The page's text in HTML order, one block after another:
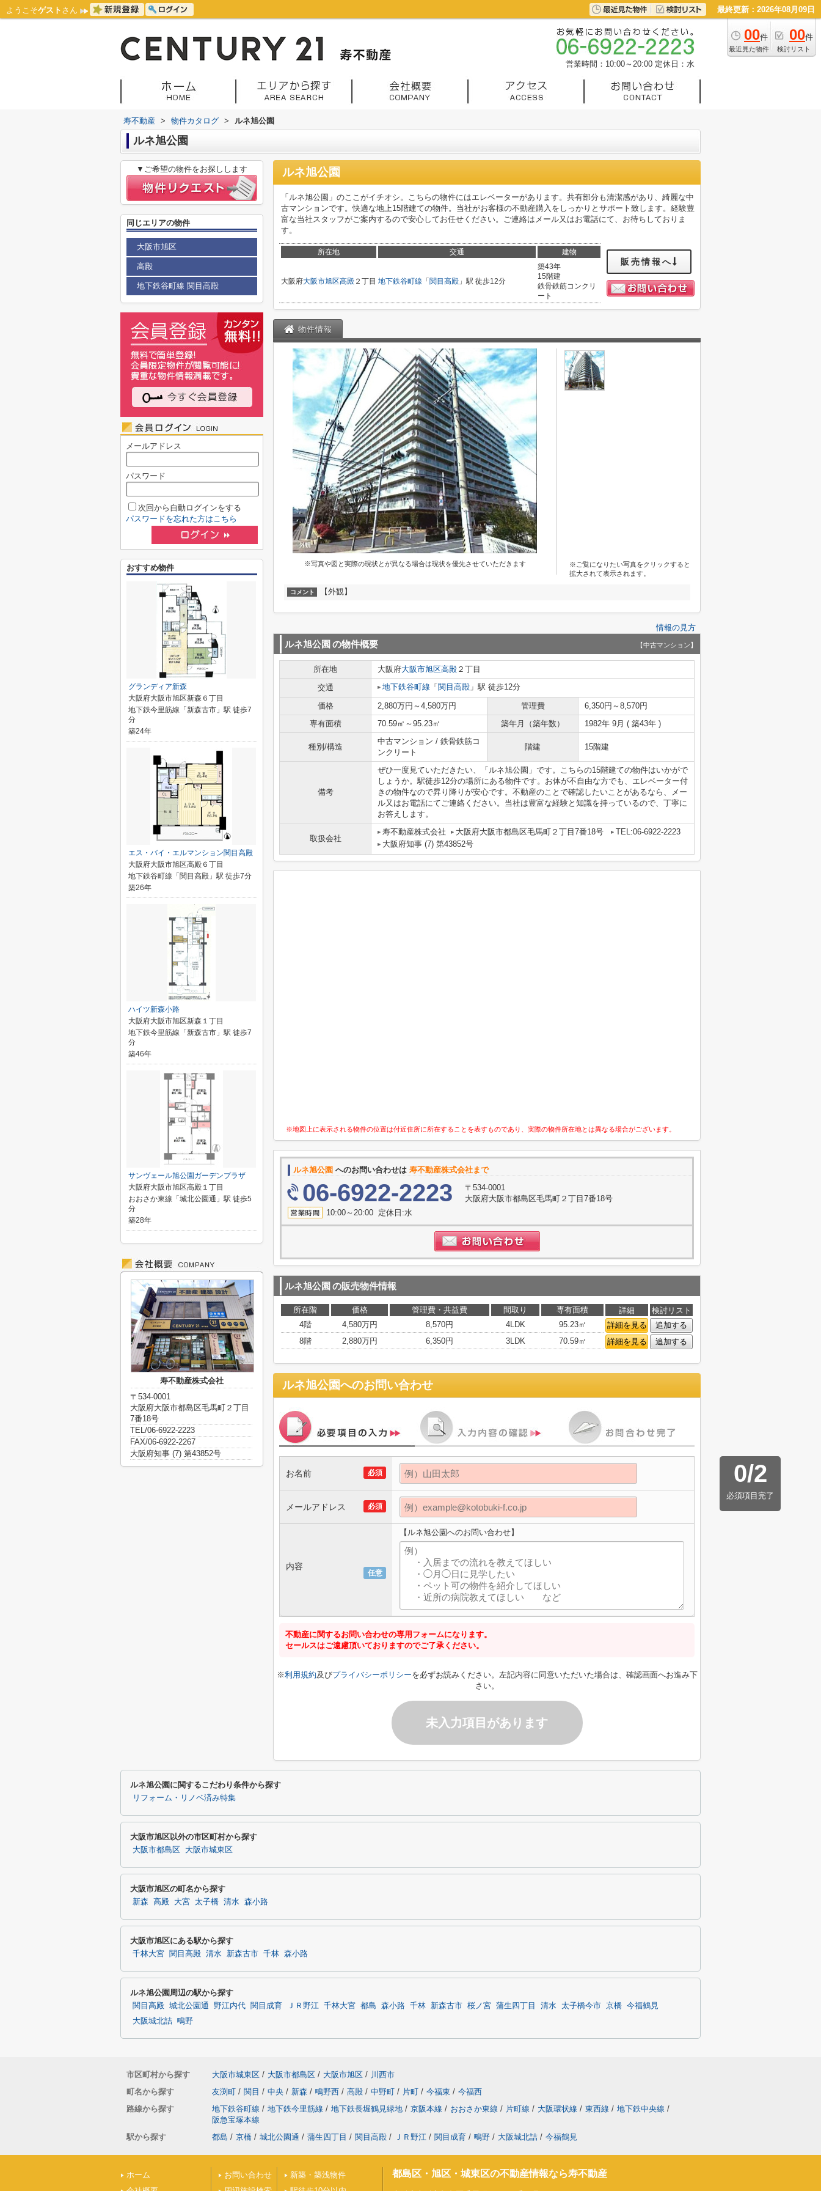
ようこそゲスト さん 最終更新：2026年08月09日
00件
最近見た物件
00件
検討リスト
営業時間：10:00～20:00 定休日：水
寿不動産 > 物件カタログ > ルネ旭公園
ルネ旭公園
ルネ旭公園
「ルネ旭公園」のここがイチオシ。こちらの物件にはエレベーターがあります。共有部分も清潔感があり、綺麗な中
古マンションです。快適な地上15階建ての物件。当社がお客様の不動産購入をしっかりとサポート致します。経験豊
富な当社スタッフがご案内するので安心してお任せください。ご連絡はメール又はお電話にて、お待ちしておりま
す。
所在地 交通 建物
大阪府大阪市旭区高殿 ２丁目 地下鉄谷町線 「 関目高殿 」駅 徒歩12分
築43年
15階建
鉄骨鉄筋コンクリ
ート
販売情報へ
物件情報
※写真や図と実際の現状とが異なる場合は現状を優先させていただきます
※ご覧になりたい写真をクリックすると
拡大されて表示されます。
コメント 【外観】
情報の見方
ルネ旭公園 の物件概要 【中古マンション】
所在地 大阪府大阪市旭区高殿 ２丁目
交通
地下鉄谷町線 「 関目高殿 」駅 徒歩12分
価格 2,880万円～4,580万円 管理費
6,350円～8,570円
専有面積
70.59㎡～95.23㎡ 築年月（築年数） 1982年 9月 ( 築43年 )
種別/構造
中古マンション / 鉄骨鉄筋コ
ンクリート
階建 15階建
備考
ぜひ一度見ていただきたい、「ルネ旭公園」です。こちらの15階建ての物件はいかがで
しょうか。駅徒歩12分の場所にある物件です。お体が不自由な方でも、エレベーター付
きの物件なので昇り降りが安心です。不動産のことで確認したいことがあるなら、メー
ル又はお電話にてご連絡ください。当社は豊富な経験と知識を持っているので、丁寧に
お答えします。
取扱会社
寿不動産株式会社 大阪府大阪市都島区毛馬町２丁目7番18号
TEL:06-6922-2223
大阪府知事 (7) 第43852号
※地図上に表示される物件の位置は付近住所に所在することを表すものであり、実際の物件所在地とは異なる場合がございます。
ルネ旭公園 へのお問い合わせは 寿不動産株式会社まで
06-6922-2223
〒534-0001
大阪府大阪市都島区毛馬町２丁目7番18号
10:00～20:00 定休日:水
ルネ旭公園 の販売物件情報
所在階 価格 管理費・共益費 間取り 専有面積 詳細
検討リスト
4階
4,580万円 8,570円 4LDK 95.23㎡ 詳細を見る
追加する
8階
2,880万円 6,350円 3LDK 70.59㎡ 詳細を見る 追加する
ルネ旭公園へのお問い合わせ
0/2
必須項目完了
必須
お名前
必須
メールアドレス
任意
内容
【ルネ旭公園へのお問い合わせ】
不動産に関するお問い合わせの専用フォームになります。
セールスはご遠慮頂いておりますのでご了承ください。
※利用規約及びプライバシーポリシーを必ずお読みください。左記内容に同意いただいた場合は、確認画面へお進み下
さい。
未入力項目があります
▼ご希望の物件をお探しします
同じエリアの物件
大阪市旭区
高殿
地下鉄谷町線 関目高殿
メールアドレス
パスワード
次回から自動ログインをする
パスワードを忘れた方はこちら
おすすめ物件
グランディア新森
大阪府大阪市旭区新森６丁目
地下鉄今里筋線「新森古市」駅 徒歩7
分
築24年
エス・バイ・エルマンション関目高殿
大阪府大阪市旭区高殿６丁目
地下鉄谷町線「関目高殿」駅 徒歩7分
築26年
ハイツ新森小路
大阪府大阪市旭区新森１丁目
地下鉄今里筋線「新森古市」駅 徒歩7
分
築46年
サンヴェール旭公園ガーデンプラザ
大阪府大阪市旭区高殿１丁目
おおさか東線「城北公園通」駅 徒歩5
分
築28年
寿不動産株式会社
〒534-0001
大阪府大阪市都島区毛馬町２丁目
7番18号
TEL/06-6922-2223
FAX/06-6922-2267
大阪府知事 (7) 第43852号
ルネ旭公園に関するこだわり条件から探す
リフォーム・リノベ済み特集
大阪市旭区以外の市区町村から探す
大阪市都島区 大阪市城東区
大阪市旭区の町名から探す
新森 高殿 大宮 太子橋 清水 森小路
大阪市旭区にある駅から探す
千林大宮 関目高殿 清水 新森古市 千林 森小路
ルネ旭公園周辺の駅から探す
関目高殿 城北公園通 野江内代 関目成育 ＪＲ野江 千林大宮 都島 森小路 千林 新森古市 桜ノ宮 蒲生四丁目 清水 太子橋今市 京橋 今福鶴見
大阪城北詰 鴫野
市区町村から探す 大阪市城東区 / 大阪市都島区 / 大阪市旭区 / 川西市
町名から探す
友渕町 / 関目 / 中央 / 新森 / 鴫野西 / 高殿 / 中野町 / 片町 / 今福東 / 今福西
路線から探す
地下鉄谷町線 / 地下鉄今里筋線 / 地下鉄長堀鶴見緑地 / 京阪本線 / おおさか東線 / 片町線 / 大阪環状線 / 東西線 / 地下鉄中央線 /
阪急宝塚本線
駅から探す
都島 / 京橋 / 城北公園通 / 蒲生四丁目 / 関目高殿 / ＪＲ野江 / 関目成育 / 鴫野 / 大阪城北詰 / 今福鶴見
ホーム
お問い合わせ
新築・築浅物件
都島区・旭区・城東区の不動産情報なら寿不動産